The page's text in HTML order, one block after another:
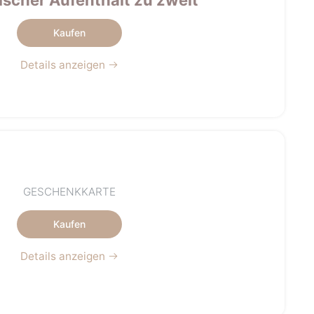
Kaufen
Details anzeigen
GESCHENKKARTE
Kaufen
Details anzeigen